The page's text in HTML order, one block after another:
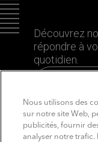
Découvrez
répondre à
quotidien.
Nous utilisons des
sur notre site Web,
publicités, fournir
analyser notre trafic.